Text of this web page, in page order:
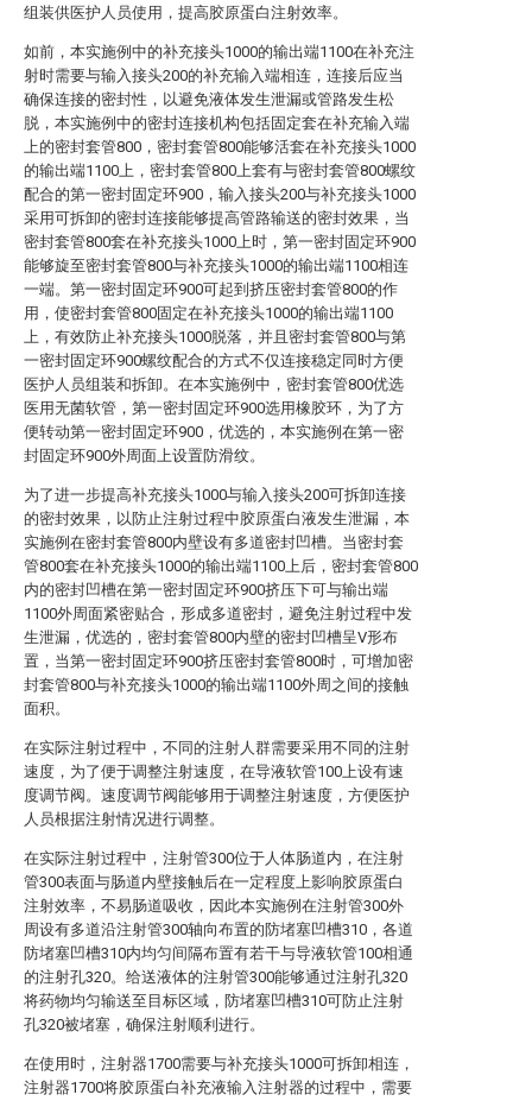
组装供医护人员使用，提高胶原蛋白注射效率。
如前，本实施例中的补充接头1000的输出端1100在补充注
射时需要与输入接头200的补充输入端相连，连接后应当
确保连接的密封性，以避免液体发生泄漏或管路发生松
脱，本实施例中的密封连接机构包括固定套在补充输入端
上的密封套管800，密封套管800能够活套在补充接头1000
的输出端1100上，密封套管800上套有与密封套管800螺纹
配合的第一密封固定环900，输入接头200与补充接头1000
采用可拆卸的密封连接能够提高管路输送的密封效果，当
密封套管800套在补充接头1000上时，第一密封固定环900
能够旋至密封套管800与补充接头1000的输出端1100相连
一端。第一密封固定环900可起到挤压密封套管800的作
用，使密封套管800固定在补充接头1000的输出端1100
上，有效防止补充接头1000脱落，并且密封套管800与第
一密封固定环900螺纹配合的方式不仅连接稳定同时方便
医护人员组装和拆卸。在本实施例中，密封套管800优选
医用无菌软管，第一密封固定环900选用橡胶环，为了方
便转动第一密封固定环900，优选的，本实施例在第一密
封固定环900外周面上设置防滑纹。
为了进一步提高补充接头1000与输入接头200可拆卸连接
的密封效果，以防止注射过程中胶原蛋白液发生泄漏，本
实施例在密封套管800内壁设有多道密封凹槽。当密封套
管800套在补充接头1000的输出端1100上后，密封套管800
内的密封凹槽在第一密封固定环900挤压下可与输出端
1100外周面紧密贴合，形成多道密封，避免注射过程中发
生泄漏，优选的，密封套管800内壁的密封凹槽呈V形布
置，当第一密封固定环900挤压密封套管800时，可增加密
封套管800与补充接头1000的输出端1100外周之间的接触
面积。
在实际注射过程中，不同的注射人群需要采用不同的注射
速度，为了便于调整注射速度，在导液软管100上设有速
度调节阀。速度调节阀能够用于调整注射速度，方便医护
人员根据注射情况进行调整。
在实际注射过程中，注射管300位于人体肠道内，在注射
管300表面与肠道内壁接触后在一定程度上影响胶原蛋白
注射效率，不易肠道吸收，因此本实施例在注射管300外
周设有多道沿注射管300轴向布置的防堵塞凹槽310，各道
防堵塞凹槽310内均匀间隔布置有若干与导液软管100相通
的注射孔320。给送液体的注射管300能够通过注射孔320
将药物均匀输送至目标区域，防堵塞凹槽310可防止注射
孔320被堵塞，确保注射顺利进行。
在使用时，注射器1700需要与补充接头1000可拆卸相连，
注射器1700将胶原蛋白补充液输入注射器的过程中，需要